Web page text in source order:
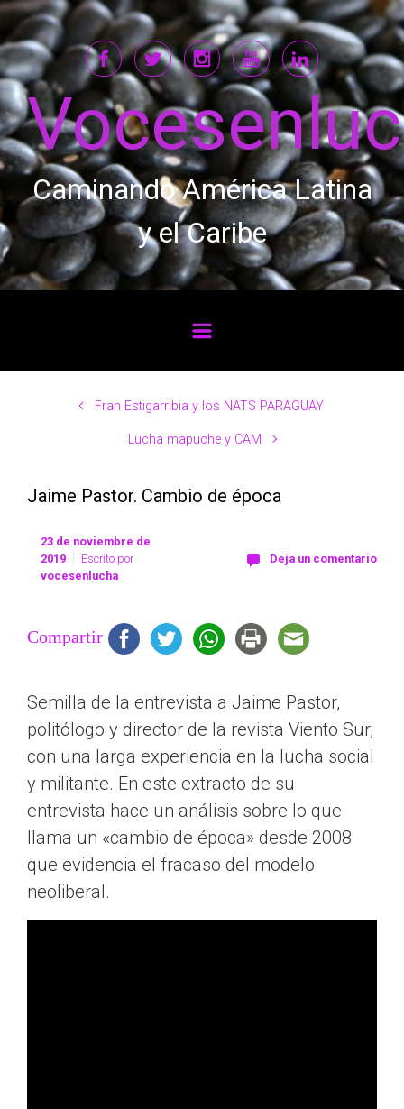
Saltar al contenido principal
Caminando América Latina
y el Caribe
Fran Estigarribia y los NATS PARAGUAY
Lucha mapuche y CAM
Jaime Pastor. Cambio de época
23 de noviembre de
2019
Escrito por
vocesenlucha
Deja un comentario
Compartir
Semilla de la entrevista a Jaime Pastor,
politólogo y director de la revista Viento Sur,
con una larga experiencia en la lucha social
y militante. En este extracto de su
entrevista hace un análisis sobre lo que
llama un «cambio de época» desde 2008
que evidencia el fracaso del modelo
neoliberal.